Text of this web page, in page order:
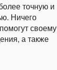
точную и
Ничего
своему
а также